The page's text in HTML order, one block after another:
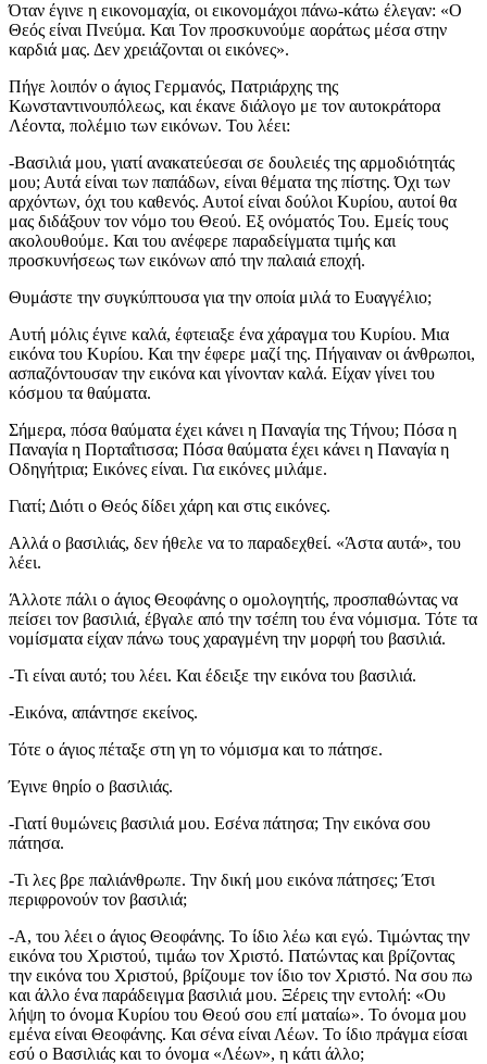
Όταν έγινε η εικονομαχία, οι εικονομάχοι πάνω-κάτω έλεγαν: «Ο
Θεός είναι Πνεύμα. Και Τον προσκυνούμε αοράτως μέσα στην
καρδιά μας. Δεν χρειάζονται οι εικόνες».
Πήγε λοιπόν ο άγιος Γερμανός, Πατριάρχης της
Κωνσταντινουπόλεως, και έκανε διάλογο με τον αυτοκράτορα
Λέοντα, πολέμιο των εικόνων. Του λέει:
-Βασιλιά μου, γιατί ανακατεύεσαι σε δουλειές της αρμοδιότητάς
μου; Αυτά είναι των παπάδων, είναι θέματα της πίστης. Όχι των
αρχόντων, όχι του καθενός. Αυτοί είναι δούλοι Κυρίου, αυτοί θα
μας διδάξουν τον νόμο του Θεού. Εξ ονόματός Του. Εμείς τους
ακολουθούμε. Και του ανέφερε παραδείγματα τιμής και
προσκυνήσεως των εικόνων από την παλαιά εποχή.
Θυμάστε την συγκύπτουσα για την οποία μιλά το Ευαγγέλιο;
Αυτή μόλις έγινε καλά, έφτειαξε ένα χάραγμα του Κυρίου. Μια
εικόνα του Κυρίου. Και την έφερε μαζί της. Πήγαιναν οι άνθρωποι,
ασπαζόντουσαν την εικόνα και γίνονταν καλά. Είχαν γίνει του
κόσμου τα θαύματα.
Σήμερα, πόσα θαύματα έχει κάνει η Παναγία της Τήνου; Πόσα η
Παναγία η Πορταΐτισσα; Πόσα θαύματα έχει κάνει η Παναγία η
Οδηγήτρια; Εικόνες είναι. Για εικόνες μιλάμε.
Γιατί; Διότι ο Θεός δίδει χάρη και στις εικόνες.
Αλλά ο βασιλιάς, δεν ήθελε να το παραδεχθεί. «Άστα αυτά», του
λέει.
Άλλοτε πάλι ο άγιος Θεοφάνης ο ομολογητής, προσπαθώντας να
πείσει τον βασιλιά, έβγαλε από την τσέπη του ένα νόμισμα. Τότε τα
νομίσματα είχαν πάνω τους χαραγμένη την μορφή του βασιλιά.
-Τι είναι αυτό; του λέει. Και έδειξε την εικόνα του βασιλιά.
-Εικόνα, απάντησε εκείνος.
Τότε ο άγιος πέταξε στη γη το νόμισμα και το πάτησε.
Έγινε θηρίο ο βασιλιάς.
-Γιατί θυμώνεις βασιλιά μου. Εσένα πάτησα; Την εικόνα σου
πάτησα.
-Τι λες βρε παλιάνθρωπε. Την δική μου εικόνα πάτησες; Έτσι
περιφρονούν τον βασιλιά;
-Α, του λέει ο άγιος Θεοφάνης. Το ίδιο λέω και εγώ. Τιμώντας την
εικόνα του Χριστού, τιμάω τον Χριστό. Πατώντας και βρίζοντας
την εικόνα του Χριστού, βρίζουμε τον ίδιο τον Χριστό. Να σου πω
και άλλο ένα παράδειγμα βασιλιά μου. Ξέρεις την εντολή: «Ου
λήψη το όνομα Κυρίου του Θεού σου επί ματαίω». Το όνομα μου
εμένα είναι Θεοφάνης. Και σένα είναι Λέων. Το ίδιο πράγμα είσαι
εσύ ο Βασιλιάς και το όνομα «Λέων», η κάτι άλλο;